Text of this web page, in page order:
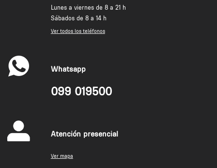
Lunes a viernes de 8 a 21 h
Sábados de 8 a 14 h
Ver todos los teléfonos
Whatsapp
099 019500
Atención presencial
Ver mapa